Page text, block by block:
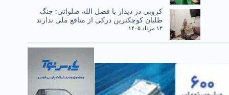
کروبی در دیدار با فضل الله صلواتی: جنگ
طلبان کوچکترین درکی از منافع ملی ندارند
۱۳ مرداد ۱۴۰۵